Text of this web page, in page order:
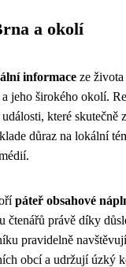
a okolí
informace ze života
jeho širokého okolí.
které skutečně
důraz na lokální
páteř obsahové
čtenářů právě díky
pravidelně navštěvují
obcí a udržují úzký